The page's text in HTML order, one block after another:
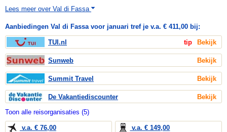
Lees meer over Val di Fassa
Aanbiedingen Val di Fassa voor januari tref je v.a. € 411,00 bij:
TUI.nl tip Bekijk
Sunweb Bekijk
Summit Travel Bekijk
De Vakantiediscounter
Bekijk
Toon alle reisorganisaties (5)
v.a. € 76,00 v.a. € 149,00